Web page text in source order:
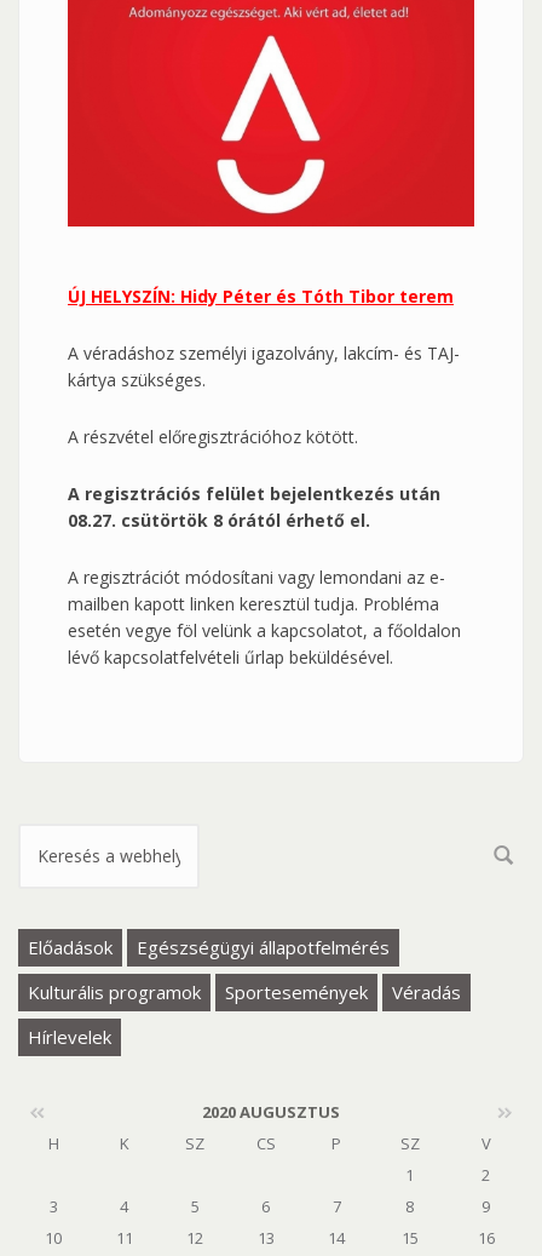
ÚJ HELYSZÍN: Hidy Péter és Tóth Tibor terem
A véradáshoz személyi igazolvány, lakcím- és TAJ-
kártya szükséges.
A részvétel előregisztrációhoz kötött.
A regisztrációs felület bejelentkezés után
08.27. csütörtök 8 órától érhető el.
A regisztrációt módosítani vagy lemondani az e-
mailben kapott linken keresztül tudja. Probléma
esetén vegye föl velünk a kapcsolatot, a főoldalon
lévő kapcsolatfelvételi űrlap beküldésével.
Keresés űrlap
Előadások
Egészségügyi állapotfelmérés
Kulturális programok
Sportesemények
Véradás
Hírlevelek
H K SZ CS P SZ
V
1
2
3
4 5 6 7 8
9
10
11 12 13 14 15
16
2020 AUGUSZTUS